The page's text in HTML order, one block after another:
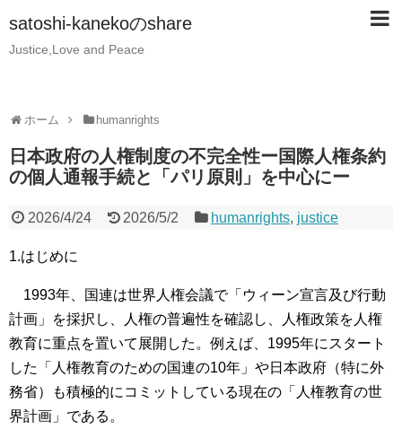
satoshi-kanekoのshare
Justice,Love and Peace
ホーム humanrights
日本政府の人権制度の不完全性ー国際人権条約
の個人通報手続と「パリ原則」を中心にー
2026/4/24 2026/5/2 humanrights, justice
1.はじめに
1993年、国連は世界人権会議で「ウィーン宣言及び行動
計画」を採択し、人権の普遍性を確認し、人権政策を人権
教育に重点を置いて展開した。例えば、1995年にスタート
した「人権教育のための国連の10年」や日本政府（特に外
務省）も積極的にコミットしている現在の「人権教育の世
界計画」である。